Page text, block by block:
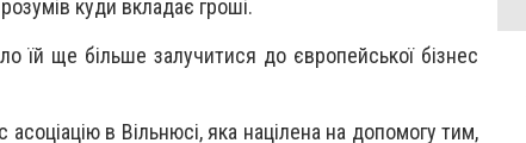
куди вкладає гроші.
їй ще більше залучитися до європейської бізнес
в Вільнюсі, яка націлена на допомогу тим,